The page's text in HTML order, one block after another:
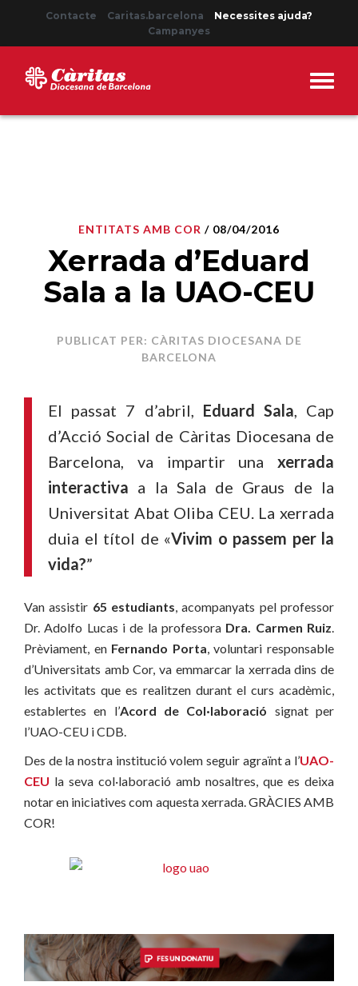
Contacte Caritas.barcelona
Necessites ajuda?
Campanyes
ENTITATS AMB COR / 08/04/2016
Xerrada d’Eduard
Sala a la UAO-CEU
PUBLICAT PER: CÀRITAS DIOCESANA DE
BARCELONA
El passat 7 d’abril, Eduard Sala, Cap
d’Acció Social de Càritas Diocesana de
Barcelona, va impartir una xerrada
interactiva a la Sala de Graus de la
Universitat Abat Oliba CEU. La xerrada
duia el títol de «Vivim o passem per la
vida?”
Van assistir 65 estudiants, acompanyats pel professor
Dr. Adolfo Lucas i de la professora Dra. Carmen Ruiz.
Prèviament, en Fernando Porta, voluntari responsable
d’Universitats amb Cor, va emmarcar la xerrada dins de
les activitats que es realitzen durant el curs acadèmic,
establertes en l’Acord de Col·laboració signat per
l’UAO-CEU i CDB.
Des de la nostra institució volem seguir agraïnt a l’UAO-
CEU la seva col·laboració amb nosaltres, que es deixa
notar en iniciatives com aquesta xerrada. GRÀCIES AMB
COR!